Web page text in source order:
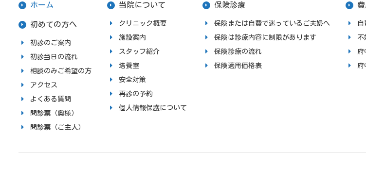
ホーム
初めての方へ
初診のご案内
初診当日の流れ
相談のみご希望の方
アクセス
よくある質問
問診票（奥様）
問診票（ご主人）
当院について
クリニック概要
施設案内
スタッフ紹介
培養室
安全対策
再診の予約
個人情報保護について
保険診療
保険または自費で迷っているご夫婦へ
保険は診療内容に制限があります
保険診療の流れ
保険適用価格表
自
不
府
府